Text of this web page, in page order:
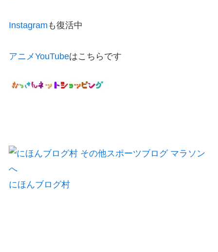
Instagram も復活中
アニメYouTubeはこちらです
にほんブログ村